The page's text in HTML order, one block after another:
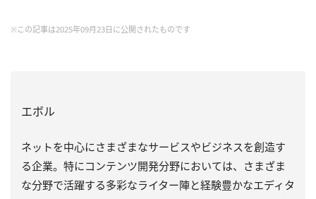
※この記事は2025年09月23日に公開されたものです
エボル
ネットを中心にさまざまなサービスやビジネスを創造す
る企業。特にコンテンツ開発分野においては、さまざま
な分野で活躍する多彩なライター陣と経験豊かなエディタ